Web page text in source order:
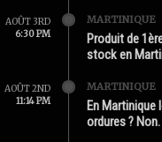
AOÛT 3RD
6:30 PM
MARTINIQUE
Produit de
stock en
AOÛT 2ND
11:14 PM
MARTINIQUE
En Martinique
ordures ?